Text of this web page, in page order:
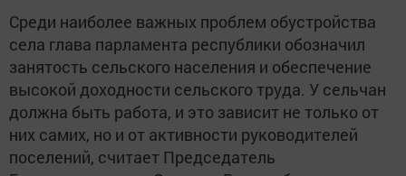
Среди наиболее важных проблем обустройства
села глава парламента республики обозначил
занятость сельского населения и обеспечение
высокой доходности сельского труда. У сельчан
должна быть работа, и это зависит не только от
них самих, но и от активности руководителей
поселений, считает Председатель